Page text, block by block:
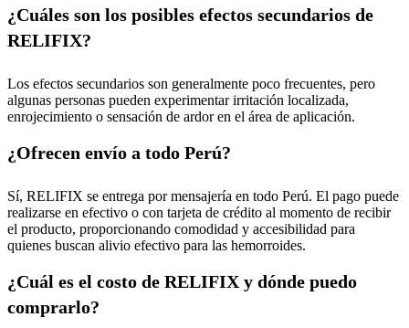
¿Cuáles son los posibles efectos secundarios de
RELIFIX?
Los efectos secundarios son generalmente poco frecuentes, pero
algunas personas pueden experimentar irritación localizada,
enrojecimiento o sensación de ardor en el área de aplicación.
¿Ofrecen envío a todo Perú?
Sí, RELIFIX se entrega por mensajería en todo Perú. El pago puede
realizarse en efectivo o con tarjeta de crédito al momento de recibir
el producto, proporcionando comodidad y accesibilidad para
quienes buscan alivio efectivo para las hemorroides.
¿Cuál es el costo de RELIFIX y dónde puedo
comprarlo?